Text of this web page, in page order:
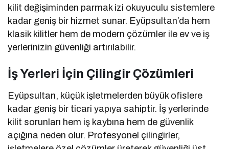
kilit değişiminden parmak izi okuyuculu sistemlere
kadar geniş bir hizmet sunar. Eyüpsultan’da hem
klasik kilitler hem de modern çözümler ile ev ve iş
yerlerinizin güvenliği artırılabilir.
İş Yerleri İçin Çilingir Çözümleri
Eyüpsultan, küçük işletmelerden büyük ofislere
kadar geniş bir ticari yapıya sahiptir. İş yerlerinde
kilit sorunları hem iş kaybına hem de güvenlik
açığına neden olur. Profesyonel çilingirler,